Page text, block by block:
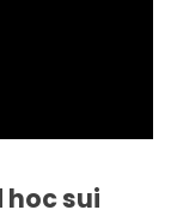
hoc sui